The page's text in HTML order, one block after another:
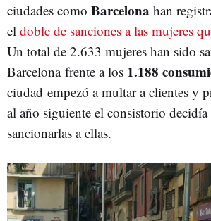
ciudades como Barcelona han
el doble de sanciones a las mujeres
Un total de 2.633 mujeres han sido
Barcelona frente a los 1.188
ciudad empezó a multar a clientes y
al año siguiente el consistorio decidía
sancionarlas a ellas.